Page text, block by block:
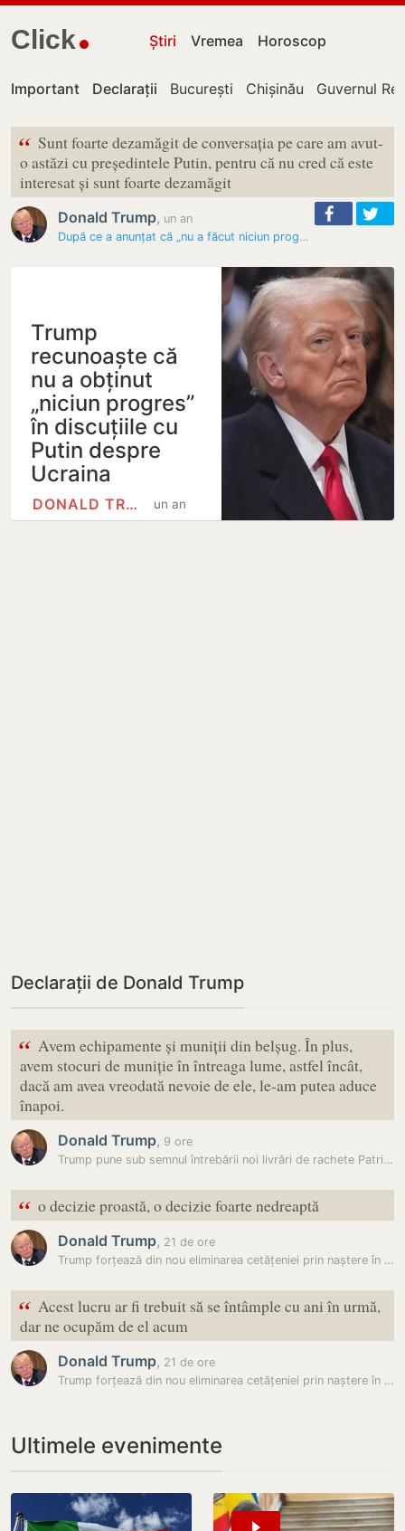
Click Știri Vremea Horoscop
Important Declarații București Chișinău Guvernul
“ Sunt foarte dezamăgit de conversația pe care am avut-
o astăzi cu președintele Putin, pentru că nu cred că este
interesat și sunt foarte dezamăgit
Donald Trump, un an
După ce a anunțat că „nu a făcut niciun progres” în discuția cu…
Trump
recunoaște că
nu a obținut
„niciun progres”
în discuțiile cu
Putin despre
Ucraina
un an
DONALD TRUMP
Declarații de Donald Trump
“ Avem echipamente și muniții din belșug. În plus,
avem stocuri de muniție în întreaga lume, astfel încât,
dacă am avea vreodată nevoie de ele, le-am putea aduce
înapoi.
Donald Trump, 9 ore
Trump pune sub semnul întrebării noi livrări de rachete Patriot pentru…
“ o decizie proastă, o decizie foarte nedreaptă
Donald Trump, 21 de ore
Trump forțează din nou eliminarea cetățeniei prin naștere în SUA: A…
“ Acest lucru ar fi trebuit să se întâmple cu ani în urmă,
dar ne ocupăm de el acum
Donald Trump, 21 de ore
Trump forțează din nou eliminarea cetățeniei prin naștere în SUA: A…
Ultimele evenimente